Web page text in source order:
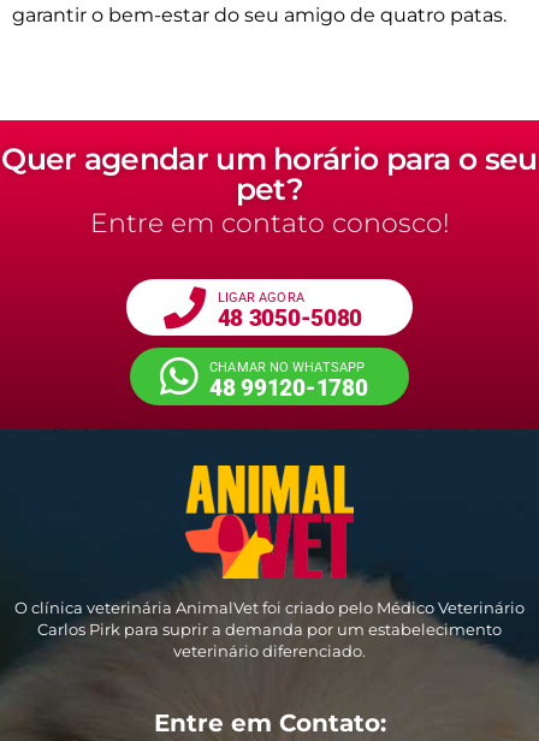
garantir o bem-estar do seu amigo de quatro patas.
Quer agendar um horário para o seu
pet?
Entre em contato conosco!
LIGAR AGORA
48 3050-5080
CHAMAR NO WHATSAPP
48 99120-1780
O clínica veterinária AnimalVet foi criado pelo Médico Veterinário
Carlos Pirk para suprir a demanda por um estabelecimento
veterinário diferenciado.
Entre em Contato: